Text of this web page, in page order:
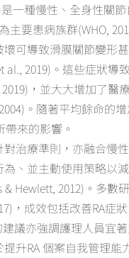
一種慢性、全身性關
主要患病族群(WHO,
可導致滑膜關節變形
al., 2019)。這些症狀導
，並大大增加了醫
。隨著平均餘命的
帶來的影響。
對治療準則，亦融合慢
、並主動使用策略以
& Hewlett, 2012)。多
，成效包括改善RA症
建議亦強調護理人員宜
升RA 個案自我管理